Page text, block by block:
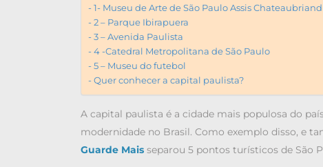
1- Museu de Arte de São Paulo Assis Chateaubriand
2 – Parque Ibirapuera
3 – Avenida Paulista
4 -Catedral Metropolitana de São Paulo
5 – Museu do futebol
Quer conhecer a capital paulista?
A capital paulista é a cidade mais populosa do
modernidade no Brasil. Como exemplo disso, e
Guarde Mais separou 5 pontos turísticos de São